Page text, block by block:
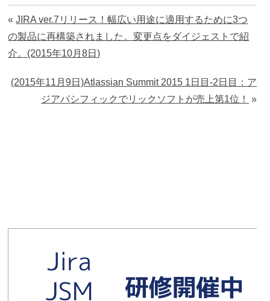
«JIRA ver.7リリース！幅広い用途に適用するために3つ
の製品に再構築されました。変更点をダイジェストで紹
介。(2015年10月8日)
(2015年11月9日)Atlassian Summit 2015 1日目-2日目：ア
ジアパシフィックでリックソフトが売上第1位！
»